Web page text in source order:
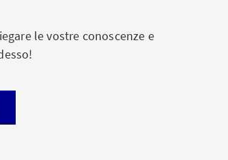
le vostre conoscenze e